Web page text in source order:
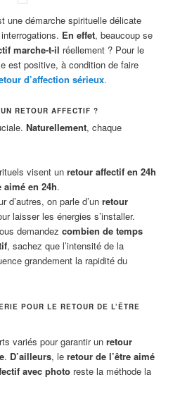
une démarche spirituelle délicate
En effet, beaucoup se
marche-t-il réellement ? Pour le
est positive, à condition de faire
d’affection sérieux.
RETOUR AFFECTIF ?
Naturellement, chaque
visent un retour affectif en 24h
aimé en 24h.
d’autres, on parle d’un retour
laisser les énergies s’installer.
demandez combien de temps
, sachez que l’intensité de la
grandement la rapidité du
POUR LE RETOUR DE L’ÊTRE
variés pour garantir unretour
. D’ailleurs, leretour de l’être aimé
avec photo reste la méthode la